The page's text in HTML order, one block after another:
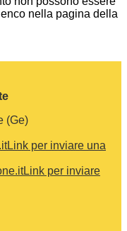
nella pagina della
(Ge)
Link per inviare una
Link per inviare